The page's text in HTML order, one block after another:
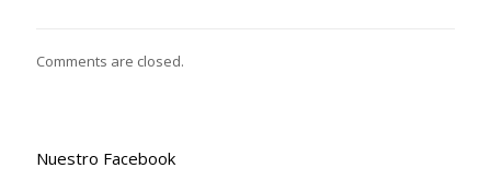
Comments are closed.
Nuestro Facebook